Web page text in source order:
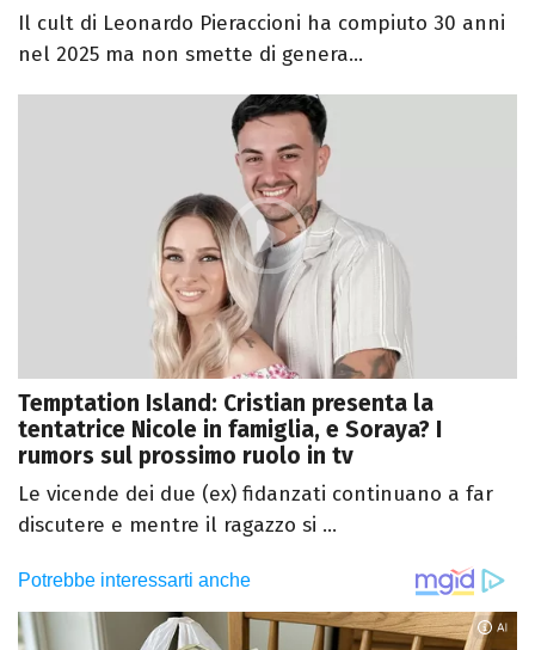
Il cult di Leonardo Pieraccioni ha compiuto 30 anni
nel 2025 ma non smette di genera...
Temptation Island: Cristian presenta la
tentatrice Nicole in famiglia, e Soraya? I
rumors sul prossimo ruolo in tv
Le vicende dei due (ex) fidanzati continuano a far
discutere e mentre il ragazzo si ...